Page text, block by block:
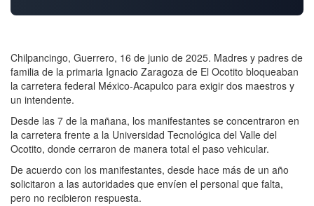
Chilpancingo, Guerrero, 16 de junio de 2025. Madres y padres de
familia de la primaria Ignacio Zaragoza de El Ocotito bloqueaban
la carretera federal México-Acapulco para exigir dos maestros y
un intendente.
Desde las 7 de la mañana, los manifestantes se concentraron en
la carretera frente a la Universidad Tecnológica del Valle del
Ocotito, donde cerraron de manera total el paso vehicular.
De acuerdo con los manifestantes, desde hace más de un año
solicitaron a las autoridades que envíen el personal que falta,
pero no recibieron respuesta.